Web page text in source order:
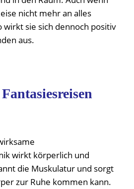
nicht mehr an alles
wirkt sie sich dennoch positiv
aus.
wirkt körperlich und
die Muskulatur und sorgt
zur Ruhe kommen kann.